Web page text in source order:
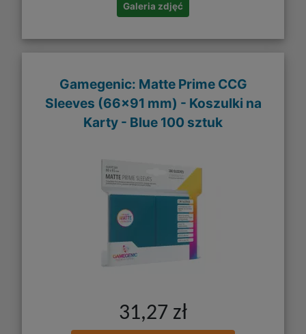
Galeria zdjęć
Gamegenic: Matte Prime CCG
Sleeves (66x91 mm) - Koszulki na
Karty - Blue 100 sztuk
31,27 zł